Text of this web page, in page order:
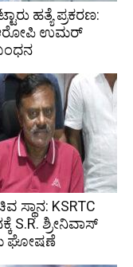
ಹತ್ಯೆ ಪ್ರಕರಣ:
ಉಮರ್
ಸ್ಥಾನ: KSRTC
S.R. ಶ್ರೀನಿವಾಸ್
ಘೋಷಣೆ